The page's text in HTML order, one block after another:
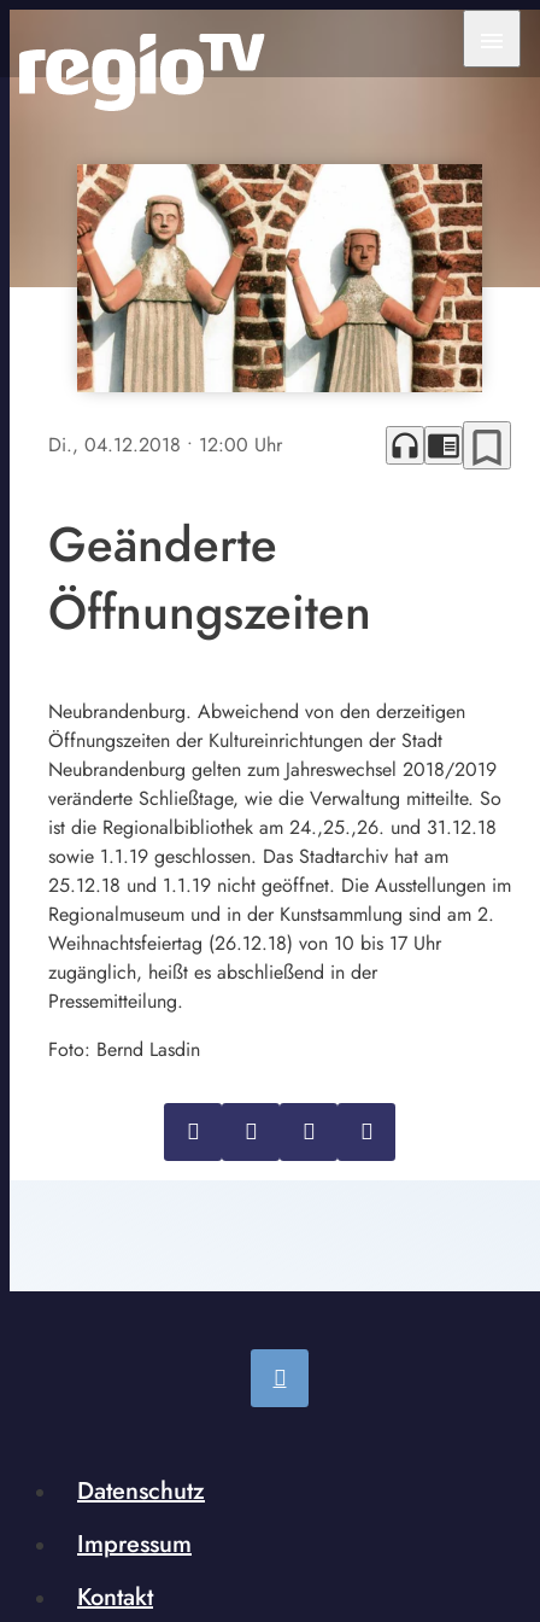
Di., 04.12.2018 • 12:00 Uhr headphones chrome_reader_mode bookmark_border
Geänderte
Öffnungszeiten
Neubrandenburg. Abweichend von den derzeitigen
Öffnungszeiten der Kultureinrichtungen der Stadt
Neubrandenburg gelten zum Jahreswechsel 2018/2019
veränderte Schließtage, wie die Verwaltung mitteilte. So
ist die Regionalbibliothek am 24.,25.,26. und 31.12.18
sowie 1.1.19 geschlossen. Das Stadtarchiv hat am
25.12.18 und 1.1.19 nicht geöffnet. Die Ausstellungen im
Regionalmuseum und in der Kunstsammlung sind am 2.
Weihnachtsfeiertag (26.12.18) von 10 bis 17 Uhr
zugänglich, heißt es abschließend in der
Pressemitteilung.
Foto: Bernd Lasdin
Datenschutz
Impressum
Kontakt